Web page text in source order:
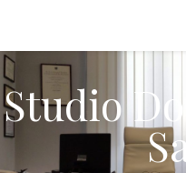
Studio